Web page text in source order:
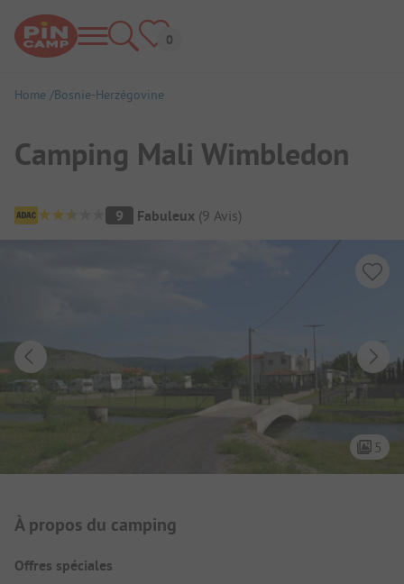
Home Bosnie-Herzégovine
Camping Mali Wimbledon
Aperçu du camping
9 Fabuleux (9 Avis)
5
Présentation du camping
À propos du camping
Offres spéciales